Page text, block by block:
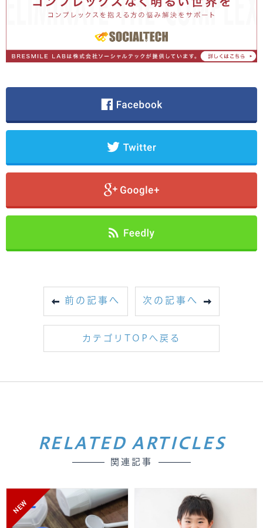
前の記事へ 次の記事へ
カテゴリTOPへ戻る
RELATED ARTICLES
関連記事
NEW